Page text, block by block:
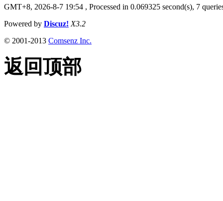
GMT+8, 2026-8-7 19:54 , Processed in 0.069325 second(s), 7
Powered by Discuz! X3.2
© 2001-2013 Comsenz Inc.
返回顶部